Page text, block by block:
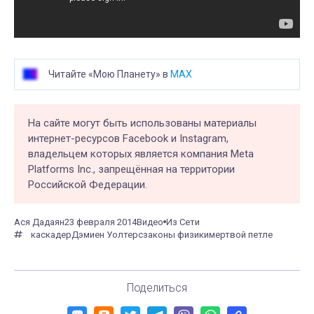
Читайте «Мою Планету» в MAX
На сайте могут быть использованы материалы
интернет-ресурсов Facebook и Instagram,
владельцем которых является компания Meta
Platforms Inc., запрещённая на территории
Российской Федерации.
Ася Дадаян23 февраля 2014Видео Из Сети
каскадерДэмиен Уолтерсзаконы физикимертвой петле
Поделиться